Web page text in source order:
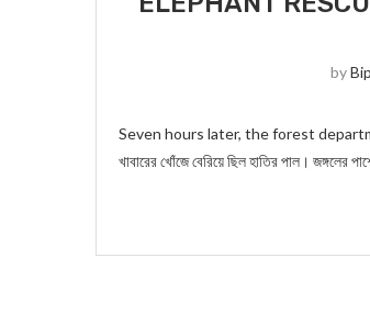
by
Seven hours later, the forest
খাবারের খোঁজে বেরিয়ে ছিল হাতির পাল। জঙ্গলের